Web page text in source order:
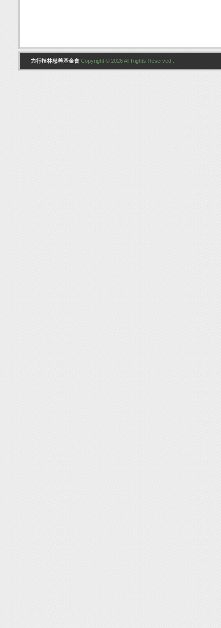
力行植林慈善基金會 Copyright © 2026 All Rights Reserved .